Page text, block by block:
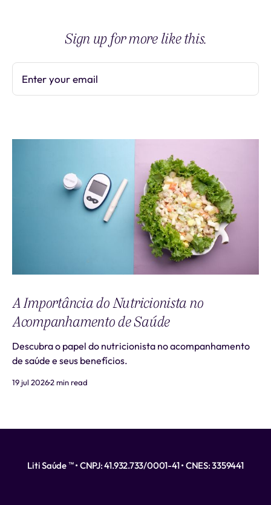
Sign up for more like this.
Enter your email
A Importância do Nutricionista no
Acompanhamento de Saúde
Descubra o papel do nutricionista no acompanhamento
de saúde e seus benefícios.
19 jul 20262 min read
Liti Saúde ™ • CNPJ: 41.932.733/0001-41 • CNES: 3359441